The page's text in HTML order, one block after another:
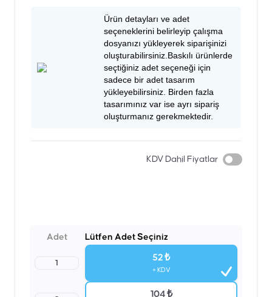
Ürün detayları ve adet
seçeneklerini belirleyip çalışma
dosyanızı yükleyerek siparişinizi
oluşturabilirsiniz.Baskılı ürünlerde
seçtiğiniz adet seçeneği için
sadece bir adet tasarım
yükleyebilirsiniz. Birden fazla
tasarımınız var ise ayrı sipariş
oluşturmanız gerekmektedir.
KDV Dahil Fiyatlar
Adet Lütfen Adet Seçiniz
1
52 ₺
+ KDV
104 ₺